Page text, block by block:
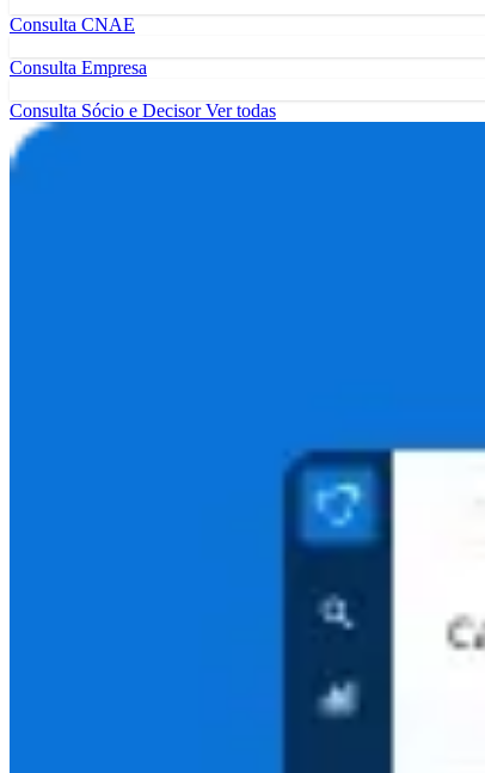
Consulta CNAE
Consulta Empresa
Consulta Sócio e DecisorVer todas